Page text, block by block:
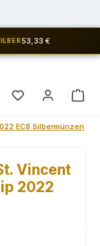
53,33 €
Du hast 0
EC8 Silbermünzen
Vincent
2022